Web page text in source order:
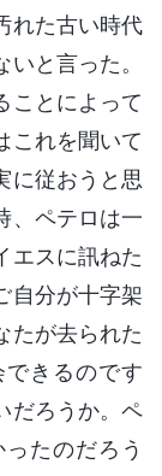
れた古い時代
と言った。
ことによって
これを聞いて
に従おうと思
、ペテロは一
エスに訊ねた
自分が十字架
たが去られた
きるのです
だろうか。ペ
たのだろう